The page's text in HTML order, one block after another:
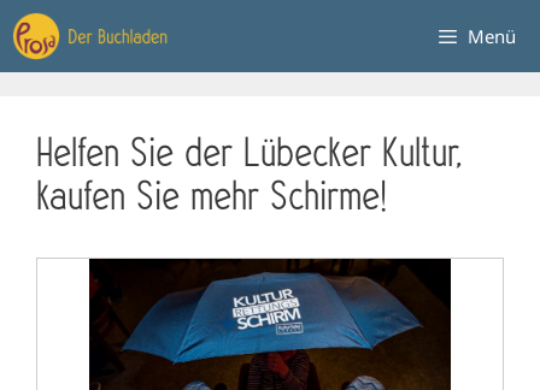
Zum
Inhalt
springen
Menü
Helfen Sie der Lübecker Kultur,
kaufen Sie mehr Schirme!